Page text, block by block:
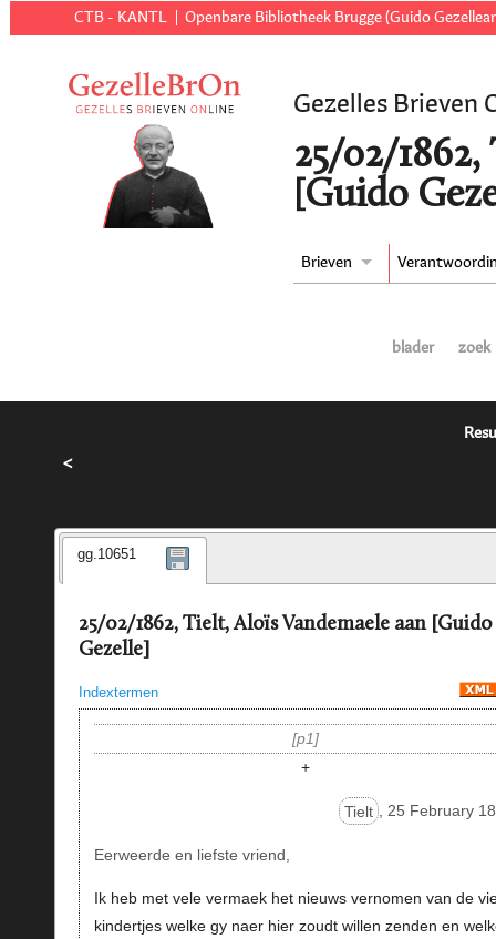
CTB - KANTL Openbare Bibliotheek Brugge (Guido
Gezelles Brieven
25/02/
[Guido
Brieven
blader zoek
<
gg.10651
25/02/1862, Tielt, Aloïs Vandemaele aan [Guido
Gezelle]
Indextermen
p1
+
Tielt , 25 February
Eerweerde en liefste vriend,
Ik heb met vele vermaek het nieuws vernomen van de
kindertjes welke gy naer hier zoudt willen zenden en